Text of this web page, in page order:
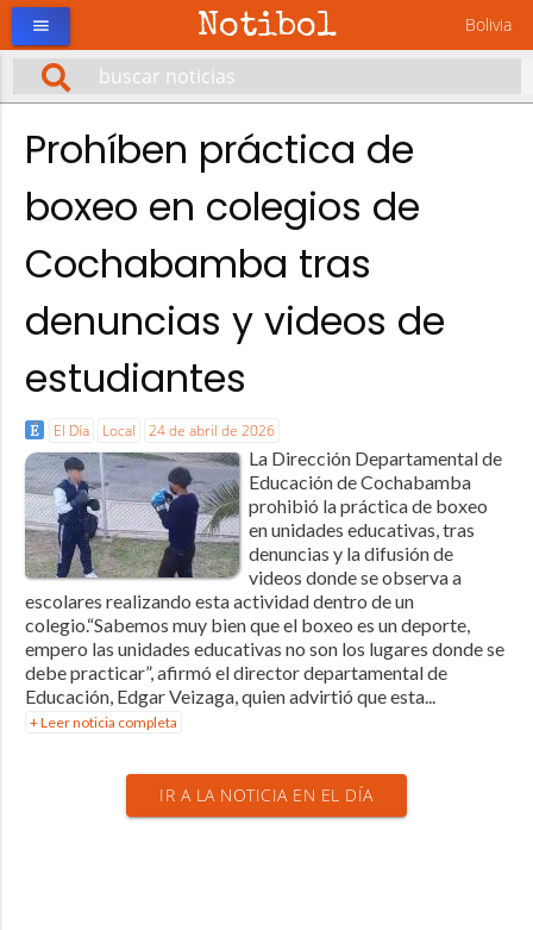
Notibol Bolivia
menu
Prohíben práctica de
boxeo en colegios de
Cochabamba tras
denuncias y videos de
estudiantes
El Día Local 24 de abril de 2026
La Dirección Departamental de
Educación de Cochabamba
prohibió la práctica de boxeo
en unidades educativas, tras
denuncias y la difusión de
videos donde se observa a
escolares realizando esta actividad dentro de un
colegio.“Sabemos muy bien que el boxeo es un deporte,
empero las unidades educativas no son los lugares donde se
debe practicar”, afirmó el director departamental de
Educación, Edgar Veizaga, quien advirtió que esta...
+ Leer noticia completa
IR A LA NOTICIA EN EL DÍA